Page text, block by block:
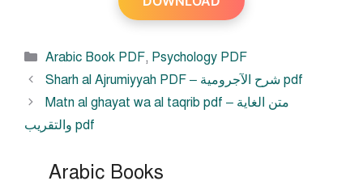
Categories
Arabic Book PDF, Psychology PDF
Sharh al Ajrumiyyah PDF – شرح الآجرومية pdf
Matn al ghayat wa al taqrib pdf – متن الغاية
والتقريب pdf
Arabic Books